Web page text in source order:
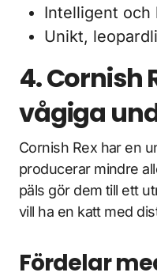
Intelligent och
Unikt,
4. Cornish
vågiga
Cornish Rex har en
producerar mindre
päls gör dem till ett
vill ha en katt med
Fördelar